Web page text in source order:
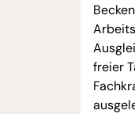
freier